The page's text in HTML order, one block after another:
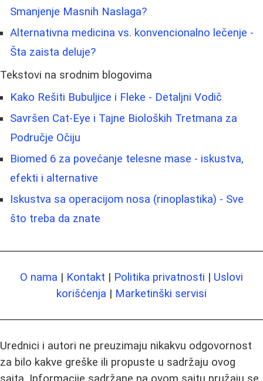
Smanjenje Masnih Naslaga?
Alternativna medicina vs. konvencionalno lečenje -
Šta zaista deluje?
Tekstovi na srodnim blogovima
Kako Rešiti Bubuljice i Fleke - Detaljni Vodič
Savršen Cat-Eye i Tajne Bioloških Tretmana za
Područje Očiju
Biomed 6 za povećanje telesne mase - iskustva,
efekti i alternative
Iskustva sa operacijom nosa (rinoplastika) - Sve
što treba da znate
O nama | Kontakt | Politika privatnosti | Uslovi
korišćenja | Marketinški servisi
Urednici i autori ne preuzimaju nikakvu odgovornost
za bilo kakve greške ili propuste u sadržaju ovog